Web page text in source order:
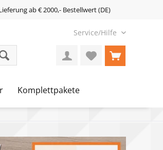
ab € 2000,- Bestellwert (DE)
Service/Hilfe
Komplettpakete